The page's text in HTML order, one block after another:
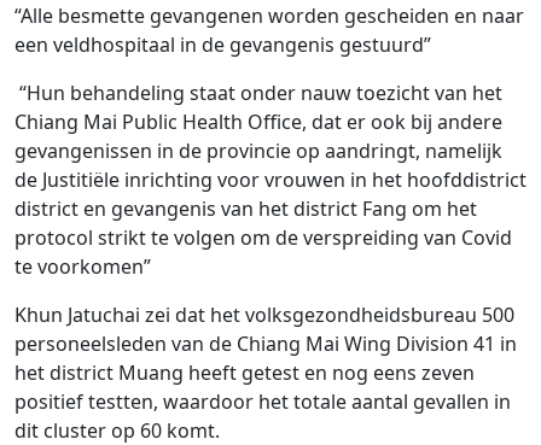
“Alle besmette gevangenen worden gescheiden en naar
een veldhospitaal in de gevangenis gestuurd”
“Hun behandeling staat onder nauw toezicht van het
Chiang Mai Public Health Office, dat er ook bij andere
gevangenissen in de provincie op aandringt, namelijk
de Justitiële inrichting voor vrouwen in het hoofddistrict
district en gevangenis van het district Fang om het
protocol strikt te volgen om de verspreiding van Covid
te voorkomen”
Khun Jatuchai zei dat het volksgezondheidsbureau 500
personeelsleden van de Chiang Mai Wing Division 41 in
het district Muang heeft getest en nog eens zeven
positief testten, waardoor het totale aantal gevallen in
dit cluster op 60 komt.